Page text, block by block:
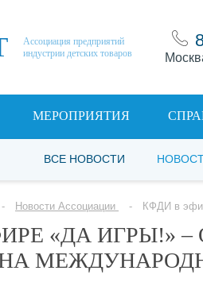
Ассоциация предприятий
индустрии детских товаров
МЕРОПРИЯТИЯ
ВСЕ НОВОСТИ
Новости Ассоциации КФДИ в
«ДА ИГРЫ!»